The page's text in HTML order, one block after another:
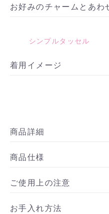
お好みのチャームとあわ
シンプルタッセル
着用イメージ
商品詳細
商品仕様
ご使用上の注意
お手入れ方法